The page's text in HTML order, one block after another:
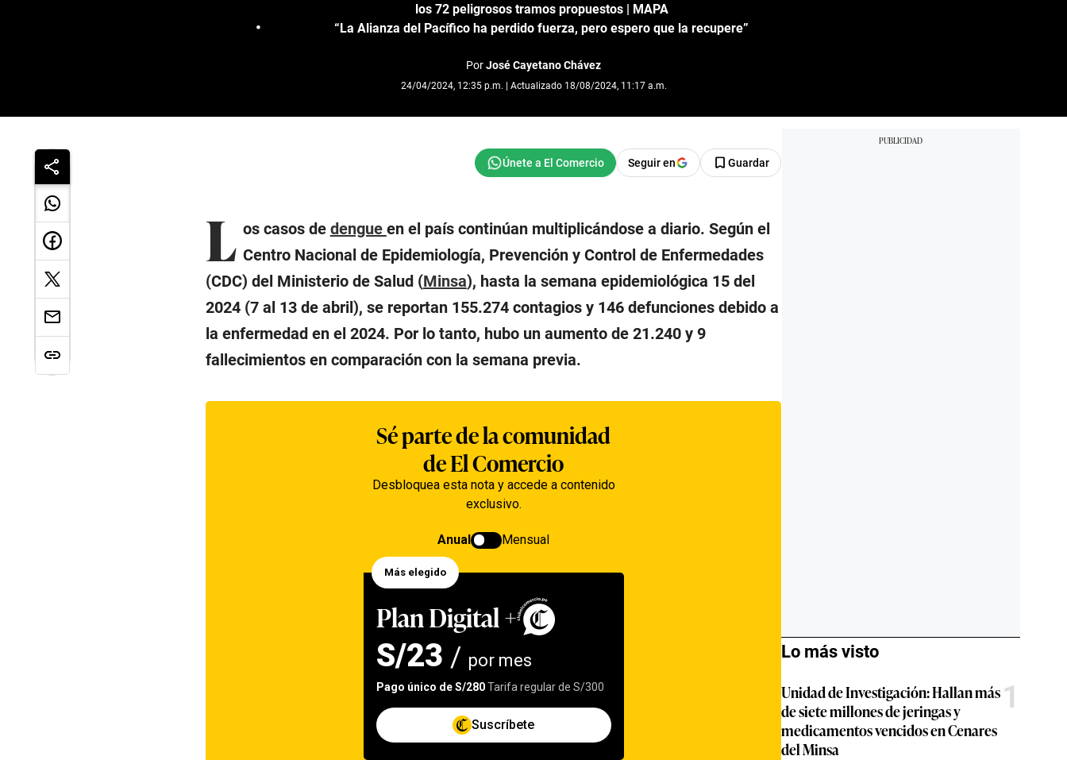
los 72 peligrosos tramos propuestos | MAPA
“La Alianza del Pacífico ha perdido fuerza, pero espero que la recupere”
PorJosé Cayetano Chávez
24/04/2024, 12:35 p.m. | Actualizado 18/08/2024, 11:17 a.m.
Seguir en Guardar
L os casos de dengue en el país continúan multiplicándose a diario. Según el
Centro Nacional de Epidemiología, Prevención y Control de Enfermedades
(CDC) del Ministerio de Salud (Minsa), hasta la semana epidemiológica 15 del
2024 (7 al 13 de abril), se reportan 155.274 contagios y 146 defunciones debido a
la enfermedad en el 2024. Por lo tanto, hubo un aumento de 21.240 y 9
fallecimientos en comparación con la semana previa.
Lo más visto
Unidad de Investigación: Hallan más
de siete millones de jeringas y
medicamentos vencidos en Cenares
del Minsa
1